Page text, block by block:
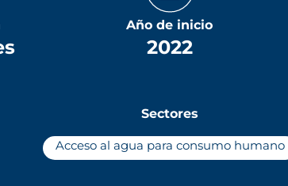
Año de inicio
2022
Sectores
Acceso al agua para consumo humano